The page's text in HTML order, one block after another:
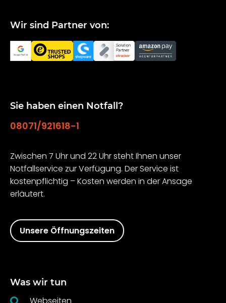
Wir sind Partner von:
Sie haben einen Notfall?
08071/921618-1
Zwischen 7 Uhr und 22 Uhr steht Ihnen unser
Notfallservice zur Verfügung. Der Service ist
kostenpflichtig – Kosten werden in der Ansage
erläutert.
Unsere Öffnungszeiten
Was wir tun
Webseiten